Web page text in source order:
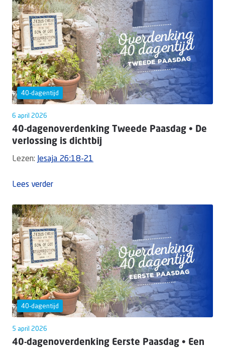
40-dagentijd
6 april 2026
40-dagenoverdenking Tweede Paasdag • De
verlossing is dichtbij
Lezen: Jesaja 26:18-21
Lees verder
40-dagentijd
5 april 2026
40-dagenoverdenking Eerste Paasdag • Een